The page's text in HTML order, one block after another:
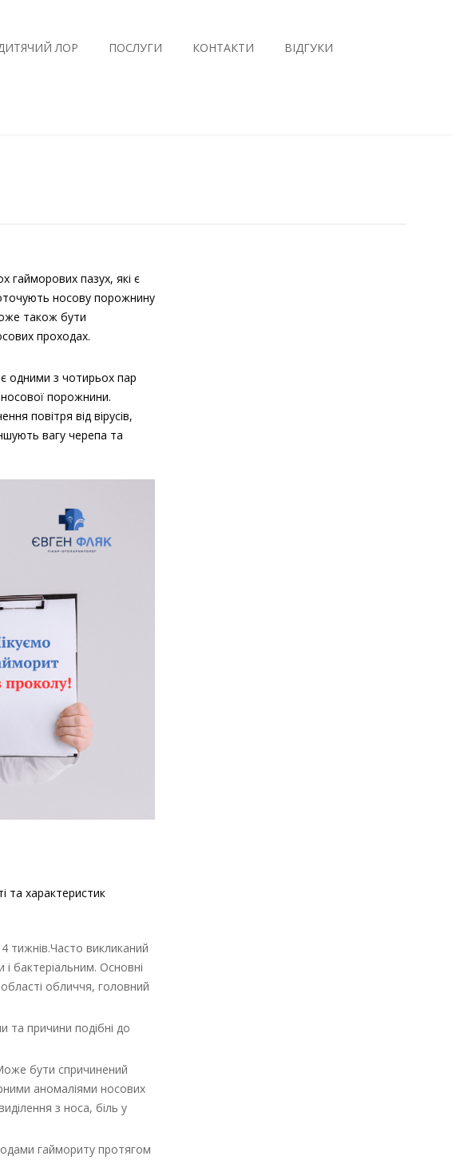
ЛОР ПОСЛУГИ КОНТАКТИ ВІДГУКИ
гайморових пазух, які є
носову порожнину
також бути
проходах.
одними з чотирьох пар
порожнини.
повітря від вірусів,
вагу черепа та
та характеристик
тижнів.Часто викликаний
бактеріальним. Основні
обличчя, головний
та причини подібні до
бути спричинений
аномаліями носових
з носа, біль у
гаймориту протягом